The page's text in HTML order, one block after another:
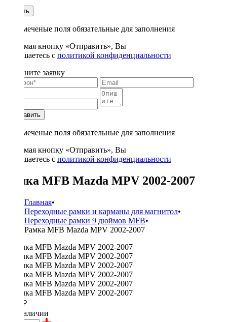
Купить
* - отмеченые поля обязательные для заполнения
Нажимая кнопку «Отправить», Вы
соглашаетесь с политикой конфиденциальности
Заполните заявку
Отправить
* - отмеченые поля обязательные для заполнения
Нажимая кнопку «Отправить», Вы
соглашаетесь с политикой конфиденциальности
Рамка MFB Mazda MPV 2002-2007
Главная•
Переходные рамки и карманы для магнитол•
Переходные рамки 9 дюймов MFB•
Рамка MFB Mazda MPV 2002-2007
2400 ₽
в наличии